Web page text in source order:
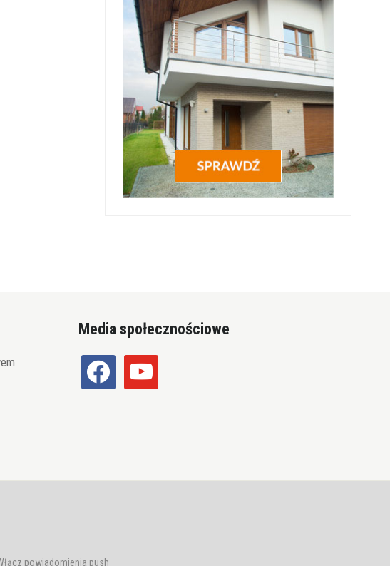
Media społecznościowe
facebook youtube
powiadomienia push